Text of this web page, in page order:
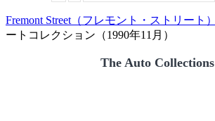
Fremont Street（フレモント・ストリート）
ートコレクション（1990年11月）
The Auto Collections